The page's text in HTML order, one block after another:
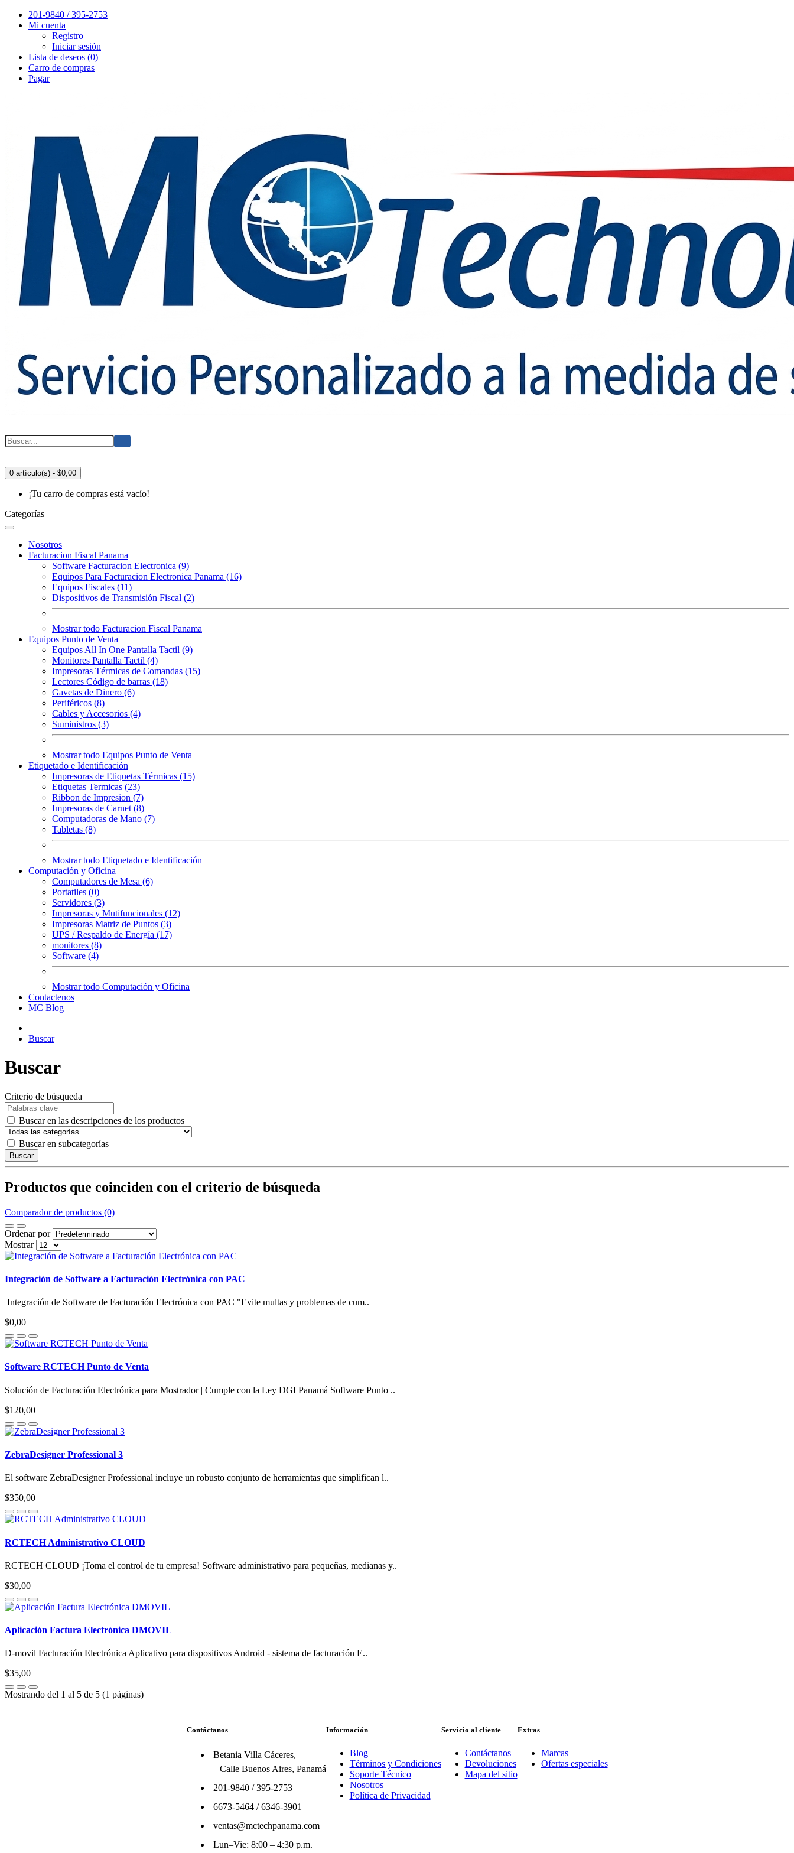
201-9840 / 395-2753
Mi cuenta
Registro
Iniciar sesión
Lista de deseos (0)
Carro de compras
Pagar
0 artículo(s) - $0,00
¡Tu carro de compras está vacío!
Categorías
Nosotros
Facturacion Fiscal Panama
Software Facturacion Electronica (9)
Equipos Para Facturacion Electronica Panama (16)
Equipos Fiscales (11)
Dispositivos de Transmisión Fiscal (2)
Mostrar todo Facturacion Fiscal Panama
Equipos Punto de Venta
Equipos All In One Pantalla Tactil (9)
Monitores Pantalla Tactil (4)
Impresoras Térmicas de Comandas (15)
Lectores Código de barras (18)
Gavetas de Dinero (6)
Periféricos (8)
Cables y Accesorios (4)
Suministros (3)
Mostrar todo Equipos Punto de Venta
Etiquetado e Identificación
Impresoras de Etiquetas Térmicas (15)
Etiquetas Termicas (23)
Ribbon de Impresion (7)
Impresoras de Carnet (8)
Computadoras de Mano (7)
Tabletas (8)
Mostrar todo Etiquetado e Identificación
Computación y Oficina
Computadores de Mesa (6)
Portatiles (0)
Servidores (3)
Impresoras y Mutifuncionales (12)
Impresoras Matriz de Puntos (3)
UPS / Respaldo de Energía (17)
monitores (8)
Software (4)
Mostrar todo Computación y Oficina
Contactenos
MC Blog
Buscar
Buscar
Criterio de búsqueda
Buscar en las descripciones de los productos
Buscar en subcategorías
Buscar
Productos que coinciden con el criterio de búsqueda
Comparador de productos (0)
Ordenar por
Mostrar
Integración de Software a Facturación Electrónica con PAC
Integración de Software de Facturación Electrónica con PAC "Evite multas y problemas de cum..
$0,00
Software RCTECH Punto de Venta
Solución de Facturación Electrónica para Mostrador | Cumple con la Ley DGI Panamá Software Punto ..
$120,00
ZebraDesigner Professional 3
El software ZebraDesigner Professional incluye un robusto conjunto de herramientas que simplifican l..
$350,00
RCTECH Administrativo CLOUD
RCTECH CLOUD ¡Toma el control de tu empresa! Software administrativo para pequeñas, medianas y..
$30,00
Aplicación Factura Electrónica DMOVIL
D-movil Facturación Electrónica Aplicativo para dispositivos Android - sistema de facturación E..
$35,00
Mostrando del 1 al 5 de 5 (1 páginas)
Contáctanos
Betania Villa Cáceres,
Calle Buenos Aires, Panamá
201-9840/395-2753
6673-5464/6346-3901
ventas@mctechpanama.com
Lun–Vie: 8:00 – 4:30 p.m.
Información
Blog
Términos y Condiciones
Soporte Técnico
Nosotros
Política de Privacidad
Servicio al cliente
Contáctanos
Devoluciones
Mapa del sitio
Extras
Marcas
Ofertas especiales